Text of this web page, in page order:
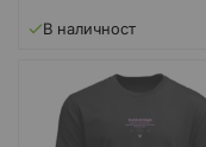
В наличност